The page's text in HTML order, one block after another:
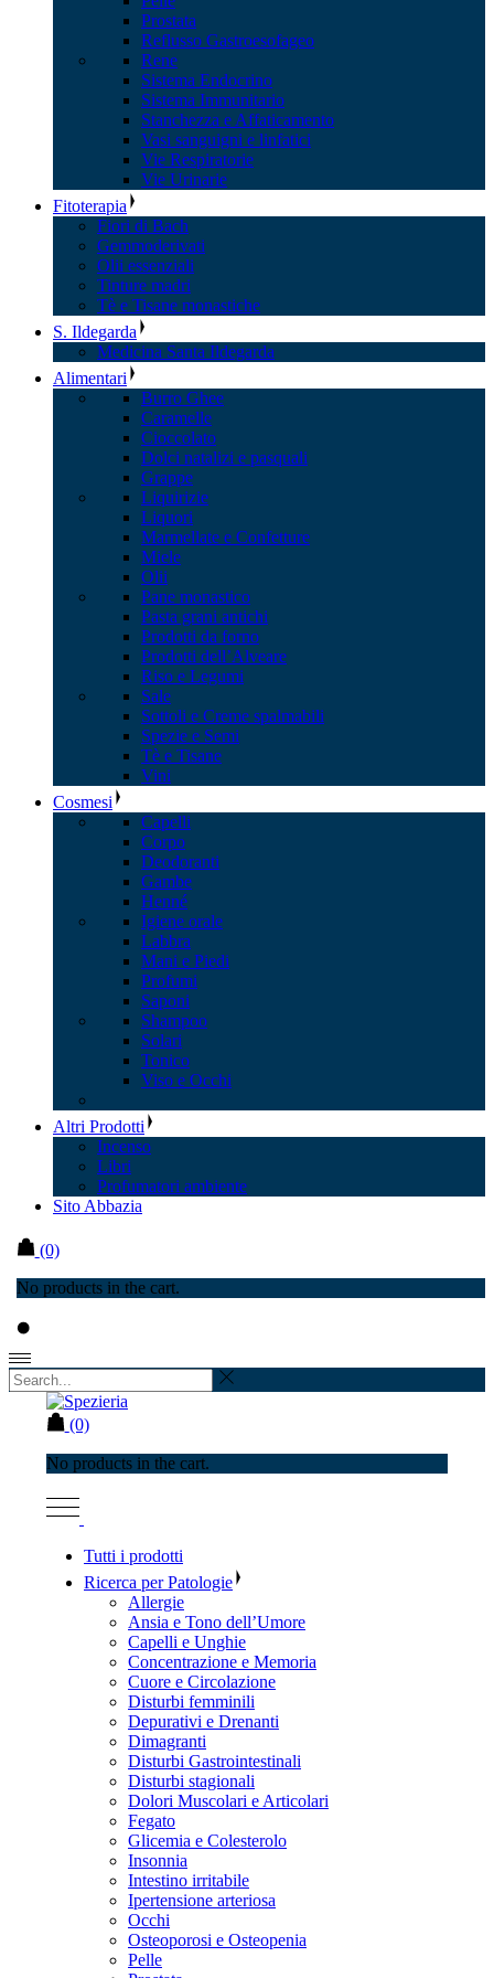
Prostata
Reflusso Gastroesofageo
Rene
Sistema Endocrino
Sistema Immunitario
Stanchezza e Affaticamento
Vasi sanguigni e linfatici
Vie Respiratorie
Vie Urinarie
Fitoterapia
Fiori di Bach
Gemmoderivati
Olii essenziali
Tinture madri
Tè e Tisane monastiche
S. Ildegarda
Medicina Santa Ildegarda
Alimentari
Burro Ghee
Caramelle
Cioccolato
Dolci natalizi e pasquali
Grappe
Liquirizie
Liquori
Marmellate e Confetture
Miele
Olii
Pane monastico
Pasta grani antichi
Prodotti da forno
Prodotti dell’Alveare
Riso e Legumi
Sale
Sottoli e Creme spalmabili
Spezie e Semi
Tè e Tisane
Vini
Cosmesi
Capelli
Corpo
Deodoranti
Gambe
Henné
Igiene orale
Labbra
Mani e Piedi
Profumi
Saponi
Shampoo
Solari
Tonico
Viso e Occhi
Altri Prodotti
Incenso
Libri
Profumatori ambiente
Sito Abbazia
(0)
No products in the cart.
(0)
No products in the cart.
Tutti i prodotti
Ricerca per Patologie
Allergie
Ansia e Tono dell’Umore
Capelli e Unghie
Concentrazione e Memoria
Cuore e Circolazione
Disturbi femminili
Depurativi e Drenanti
Dimagranti
Disturbi Gastrointestinali
Disturbi stagionali
Dolori Muscolari e Articolari
Fegato
Glicemia e Colesterolo
Insonnia
Intestino irritabile
Ipertensione arteriosa
Occhi
Osteoporosi e Osteopenia
Pelle